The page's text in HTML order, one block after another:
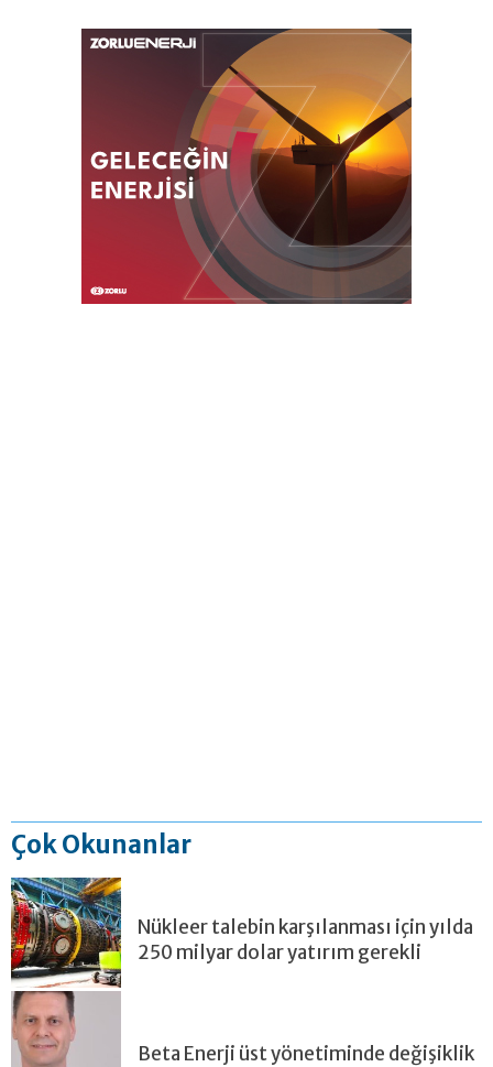
Çok Okunanlar
Nükleer talebin karşılanması için yılda
250 milyar dolar yatırım gerekli
Beta Enerji üst yönetiminde değişiklik